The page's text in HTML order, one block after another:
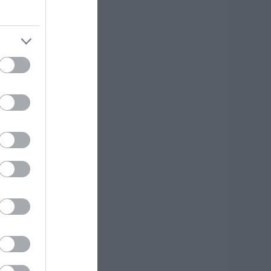
| 14:00
Αυγούστου:
Αθηναίοι
Εύβοια
| 13:40